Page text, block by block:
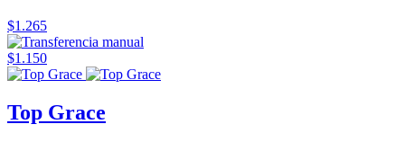
$1.265
$1.150
Top Grace